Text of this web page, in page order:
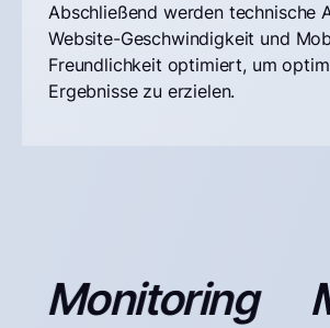
Abschließend werden technische
Website-Geschwindigkeit und
Freundlichkeit optimiert, um
Ergebnisse zu erzielen.
Monitoring